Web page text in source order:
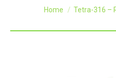
Je bent hier:
Home Tetra-316 –